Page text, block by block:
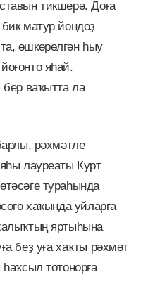
тикшерә. Доға
матур йондоҙ
өшкөрөлгән һыу
яһай.
ваҡытта ла
рәхмәтле
лауреаты Курт
тураһында
хаҡында уйларға
яртыһына
беҙ уға хаҡты рәхмәт
тотонорға